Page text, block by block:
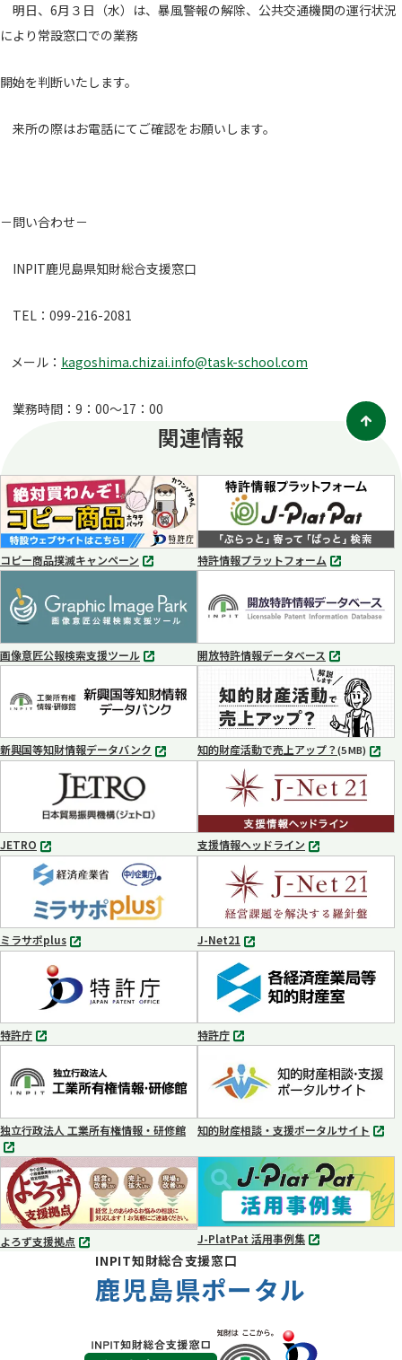
明日、6月３日（水）は、暴風警報の解除、公共交通機関の運行状況
により常設窓口での業務
開始を判断いたします。
来所の際はお電話にてご確認をお願いします。
－問い合わせ－
INPIT鹿児島県知財総合支援窓口
TEL：099-216-2081
メール： kagoshima.chizai.info@task-school.com
業務時間：9：00～17：00
関連情報
コピー商品撲滅キャンペーン
別
で
開
く
特許情報プラットフォーム
別
ブ
で
く
画像意匠公報検索支援ツール
別
ブ
で
く
開放特許情報データベース
別
タ
ブ
で
開
く
新興国等知財情報データバンク
別
開
く
知的財産活動で売上アップ？(5 MB) MP4
JETRO
別
タ
ブ
で
開
く
支援情報ヘッドライン
別
タ
ブ
で
開
く
ミラサポplus
別
ブ
で
開
く
J-Net21
別
タ
ブ
で
開
く
特許庁
別
ブ
で
く
特許庁
別
ブ
で
開
く
独立行政法人 工業所有権情報・研修館
別
タ
ブ
で
知的財産相談・支援ポータルサイト
別
タ
開
く
よろず支援拠点
別
J-PlatPat 活用事例集
別
INPIT知財総合支援窓口
鹿児島県ポータル